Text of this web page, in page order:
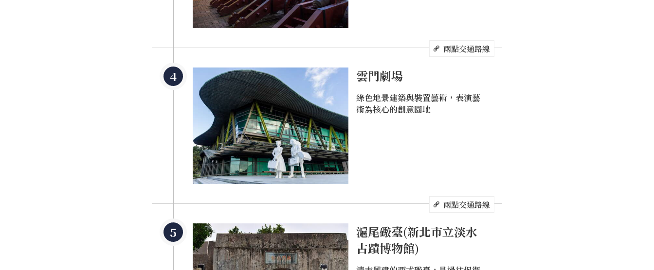
兩點交通路線
雲門劇場
綠色地景建築與裝置藝術，表演藝
術為核心的創意園地
兩點交通路線
滬尾礮臺(新北市立淡水
古蹟博物館)